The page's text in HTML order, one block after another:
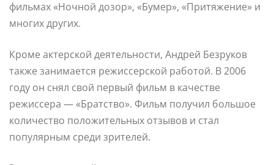
фильмах «Ночной дозор», «Бумер», «Притяжение» и
многих других.
Кроме актерской деятельности, Андрей Безруков
также занимается режиссерской работой. В 2006
году он снял свой первый фильм в качестве
режиссера — «Братство». Фильм получил большое
количество положительных отзывов и стал
популярным среди зрителей.